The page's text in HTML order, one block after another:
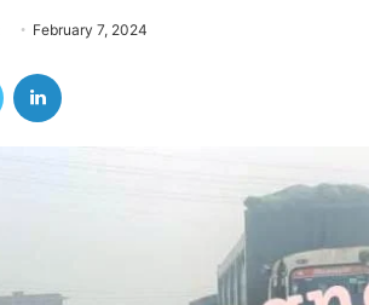
February 7, 2024